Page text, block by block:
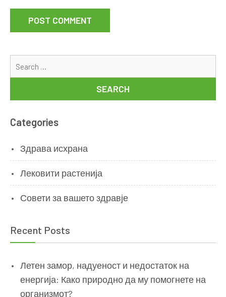
Categories
Здрава исхрана
Лековити растенија
Совети за вашето здравје
Recent Posts
Летен замор, надуеност и недостаток на
енергија: Како природно да му помогнете на
организмот?